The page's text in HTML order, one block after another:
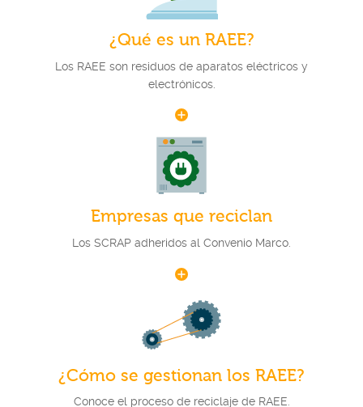
¿Qué es un RAEE?
Los RAEE son residuos de aparatos eléctricos y
electrónicos.
Empresas que reciclan
Los SCRAP adheridos al Convenio Marco.
¿Cómo se gestionan los RAEE?
Conoce el proceso de reciclaje de RAEE.